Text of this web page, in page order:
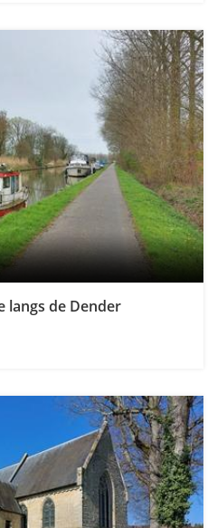
langs de Dender